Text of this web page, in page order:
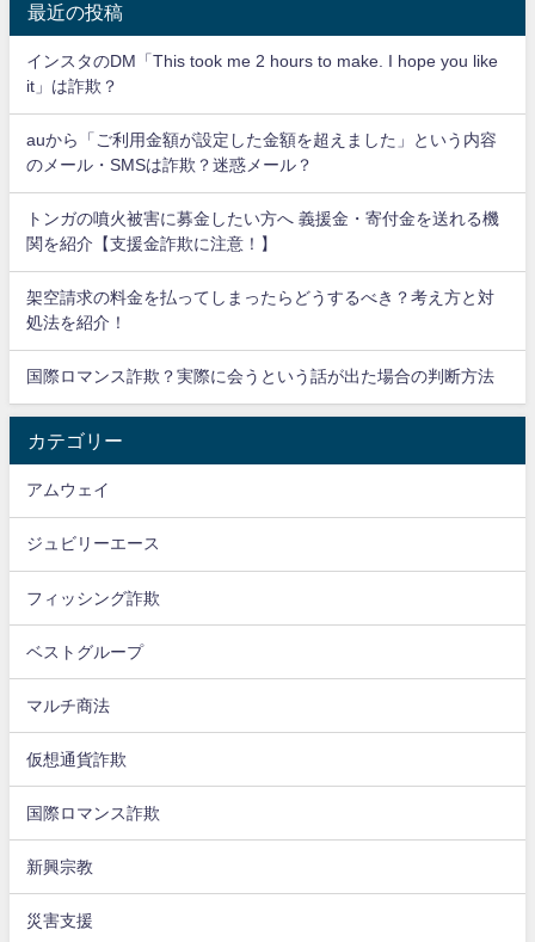
最近の投稿
インスタのDM「This took me 2 hours to make. I hope you like
it」は詐欺？
auから「ご利用金額が設定した金額を超えました」という内容
のメール・SMSは詐欺？迷惑メール？
トンガの噴火被害に募金したい方へ 義援金・寄付金を送れる機
関を紹介【支援金詐欺に注意！】
架空請求の料金を払ってしまったらどうするべき？考え方と対
処法を紹介！
国際ロマンス詐欺？実際に会うという話が出た場合の判断方法
カテゴリー
アムウェイ
ジュビリーエース
フィッシング詐欺
ベストグループ
マルチ商法
仮想通貨詐欺
国際ロマンス詐欺
新興宗教
災害支援